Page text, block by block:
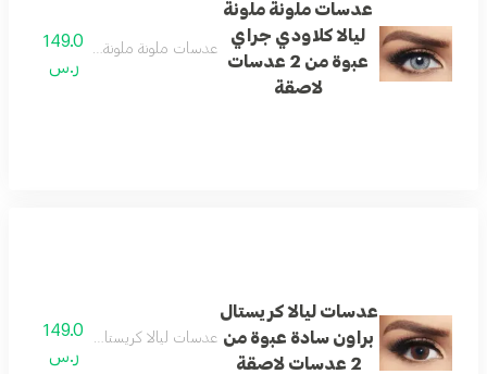
عدسات ملونة ملونة
ليالا كلاودي جراي
عبوة من 2 عدسات
لاصقة
عدسات ملونة ملونة ليالا كلاودي جراي عبوة من
149.0
ر.س
عدسات ليالا كريستال
براون سادة عبوة من
2 عدسات لاصقة
عدسات ليالا كريستال براون سادة عبوة من 2
149.0
ر.س